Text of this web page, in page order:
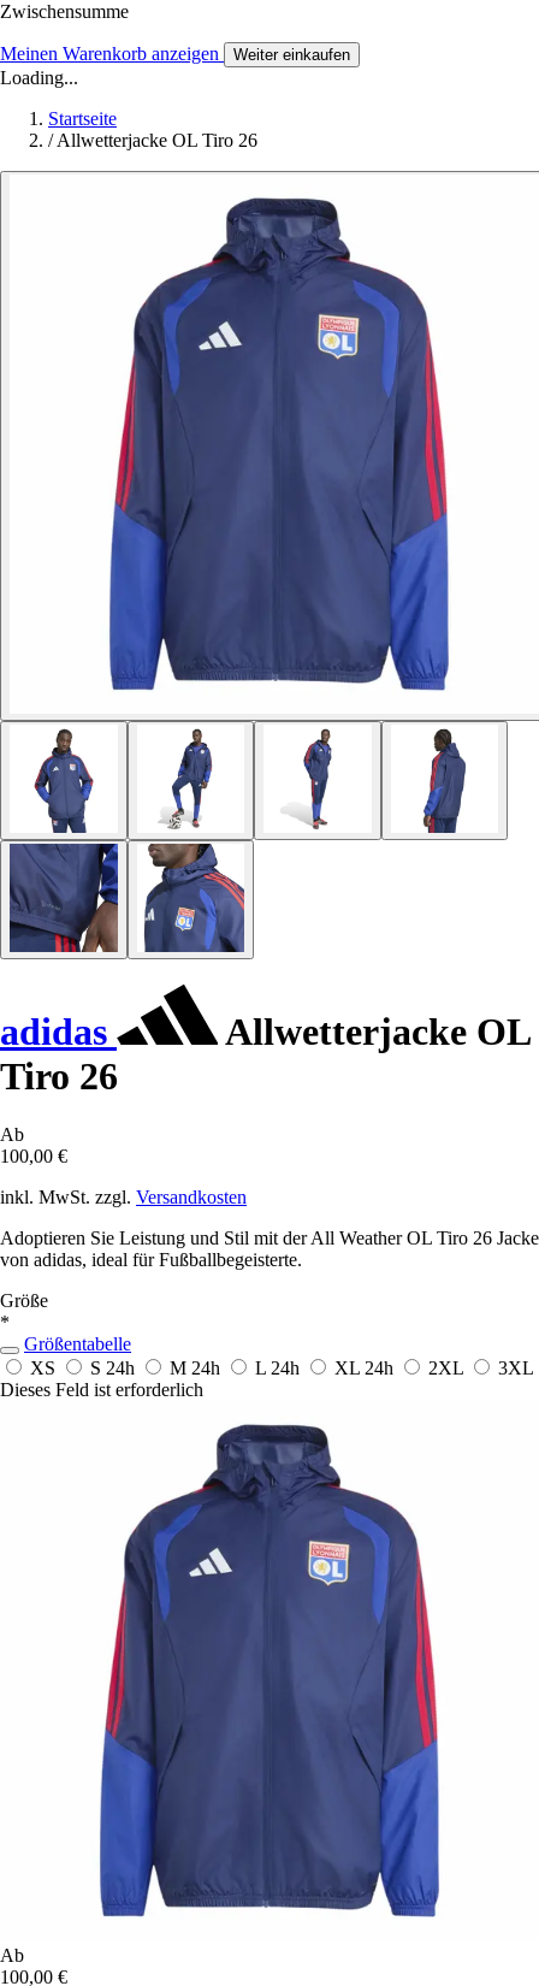
Zwischensumme
Meinen Warenkorb anzeigen Weiter einkaufen
Loading...
Startseite
/ Allwetterjacke OL Tiro 26
adidas
Allwetterjacke OL
Tiro 26
Ab
100,00 €
inkl. MwSt. zzgl. Versandkosten
Adoptieren Sie Leistung und Stil mit der All Weather OL Tiro 26 Jacke
von adidas, ideal für Fußballbegeisterte.
Größe
*
Größentabelle
XS
S 24h M 24h L 24h XL 24h 2XL
3XL
Dieses Feld ist erforderlich
Ab
100,00 €